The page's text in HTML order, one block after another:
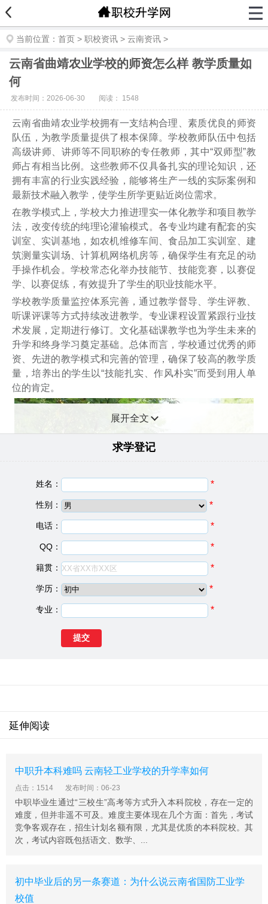
当前位置： 首页 > 职校资讯 > 云南资讯 >
云南省曲靖农业学校的师资怎么样 教学质量如
何
发布时间：2026-06-30 阅读： 1548
云南省曲靖农业学校拥有一支结构合理、素质优良的师资
队伍，为教学质量提供了根本保障。学校教师队伍中包括
高级讲师、讲师等不同职称的专任教师，其中“双师型”教
师占有相当比例。这些教师不仅具备扎实的理论知识，还
拥有丰富的行业实践经验，能够将生产一线的实际案例和
最新技术融入教学，使学生所学更贴近岗位需求。
在教学模式上，学校大力推进理实一体化教学和项目教学
法，改变传统的纯理论灌输模式。各专业均建有配套的实
训室、实训基地，如农机维修车间、食品加工实训室、建
筑测量实训场、计算机网络机房等，确保学生有充足的动
手操作机会。学校常态化举办技能节、技能竞赛，以赛促
学、以赛促练，有效提升了学生的职业技能水平。
学校教学质量监控体系完善，通过教学督导、学生评教、
听课评课等方式持续改进教学。专业课程设置紧跟行业技
术发展，定期进行修订。文化基础课教学也为学生未来的
升学和终身学习奠定基础。总体而言，学校通过优秀的师
资、先进的教学模式和完善的管理，确保了较高的教学质
量，培养出的学生以“技能扎实、作风朴实”而受到用人单
位的肯定。
云南省曲靖农业学校基础信息
建校日期： 1956
云南省曲靖市麒麟区
人，市级学科带头人10人，享受市级政府特殊津贴2人，
毕业及在读研究生39人，教师中本科及以上学历95人，占
规划教材1部、农业部规划教材5部，参加编写各类教材累
计达10多部，在国家级、省部级、地市级及校刊上发表论
文200余篇。校刊《曲靖农业教育》获省优秀连续性内部
出版刊物奖。注重科研成果向现实生产力的转化，农校中
秋月饼市场走俏，乳制品生产、花卉生产等市场前景看
二十六个专业，形成了中专教育、成人高等教育和各类岗
位培训共同发展的格局。2008年在籍学生达6241人，其中
展开全文
求学登记
姓名： *
性别： *
电话： *
QQ： *
籍贯： *
学历： *
专业： *
延伸阅读
中职升本科难吗 云南轻工业学校的升学率如何
点击：1514 发布时间：06-23
中职毕业生通过“三校生”高考等方式升入本科院校，存在一定的
难度，但并非遥不可及。难度主要体现在几个方面：首先，考试
竞争客观存在，招生计划名额有限，尤其是优质的本科院校。其
次，考试内容既包括语文、数学、...
初中毕业后的另一条赛道：为什么说云南省国防工业学
校值